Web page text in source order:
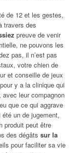
de 12 et les gestes,
travers des
preuve de venir
ne pouvons les
pas, il n’est pas
votre chien de
et conseille de jeux
y a la clinique qui
leur compagnon
que ce qui aggrave
un de jugement,
produit peut être
des dégâts sur la
pour faciliter sa vie